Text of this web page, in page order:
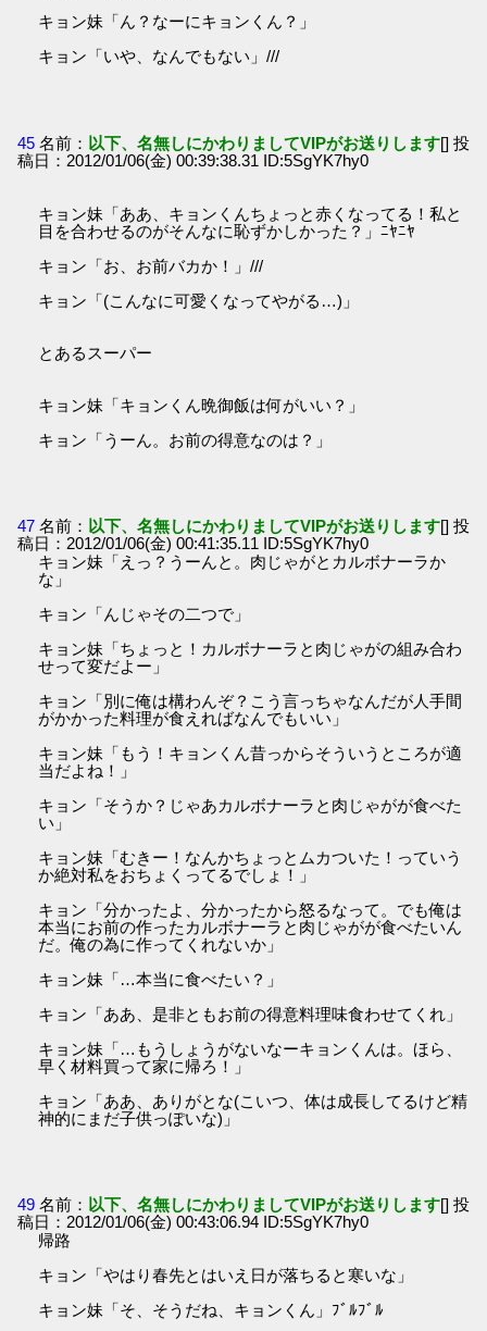
キョン妹「ん？なーにキョンくん？」
キョン「いや、なんでもない」///
45 名前： 以下、名無しにかわりましてVIPがお送りします[] 投
稿日：2012/01/06(金) 00:39:38.31 ID:5SgYK7hy0
キョン妹「ああ、キョンくんちょっと赤くなってる！私と
目を合わせるのがそんなに恥ずかしかった？」ﾆﾔﾆﾔ
キョン「お、お前バカか！」///
キョン「(こんなに可愛くなってやがる…)」
とあるスーパー
キョン妹「キョンくん晩御飯は何がいい？」
キョン「うーん。お前の得意なのは？」
47 名前： 以下、名無しにかわりましてVIPがお送りします[] 投
稿日：2012/01/06(金) 00:41:35.11 ID:5SgYK7hy0
キョン妹「えっ？うーんと。肉じゃがとカルボナーラか
な」
キョン「んじゃその二つで」
キョン妹「ちょっと！カルボナーラと肉じゃがの組み合わ
せって変だよー」
キョン「別に俺は構わんぞ？こう言っちゃなんだが人手間
がかかった料理が食えればなんでもいい」
キョン妹「もう！キョンくん昔っからそういうところが適
当だよね！」
キョン「そうか？じゃあカルボナーラと肉じゃがが食べた
い」
キョン妹「むきー！なんかちょっとムカついた！っていう
か絶対私をおちょくってるでしょ！」
キョン「分かったよ、分かったから怒るなって。でも俺は
本当にお前の作ったカルボナーラと肉じゃがが食べたいん
だ。俺の為に作ってくれないか」
キョン妹「…本当に食べたい？」
キョン「ああ、是非ともお前の得意料理味食わせてくれ」
キョン妹「…もうしょうがないなーキョンくんは。ほら、
早く材料買って家に帰ろ！」
キョン「ああ、ありがとな(こいつ、体は成長してるけど精
神的にまだ子供っぽいな)」
49 名前： 以下、名無しにかわりましてVIPがお送りします[] 投
稿日：2012/01/06(金) 00:43:06.94 ID:5SgYK7hy0
帰路
キョン「やはり春先とはいえ日が落ちると寒いな」
キョン妹「そ、そうだね、キョンくん」ﾌﾞﾙﾌﾞﾙ